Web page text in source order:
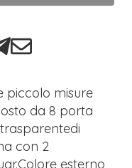
piccolo misure
da 8 porta
con 2
esterno